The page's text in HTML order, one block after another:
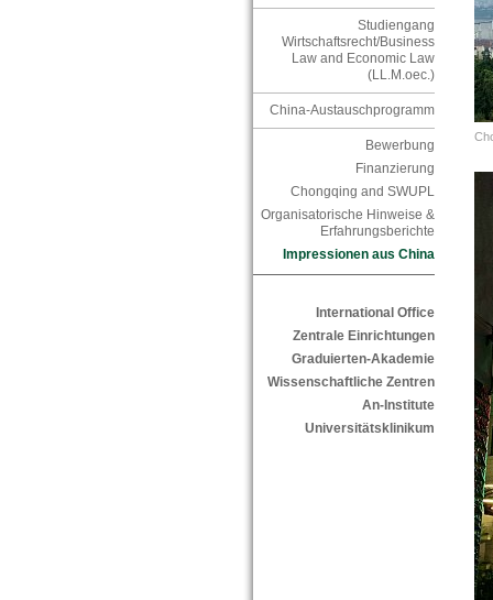
Studiengang
Wirtschaftsrecht/Business
Law and Economic Law
(LL.M.oec.)
China-Austauschprogramm
Bewerbung
Finanzierung
Chongqing and SWUPL
Organisatorische Hinweise &
Erfahrungsberichte
Impressionen aus China
International Office
Zentrale Einrichtungen
Graduierten-Akademie
Wissenschaftliche Zentren
An-Institute
Universitätsklinikum